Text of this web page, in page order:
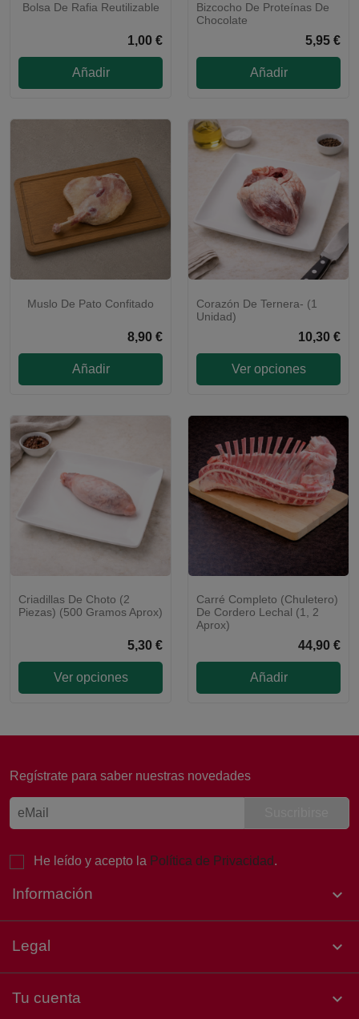
Bolsa De Rafia Reutilizable
1,00 €
Añadir
Bizcocho De Proteínas De
Chocolate
5,95 €
Añadir
Muslo De Pato Confitado
8,90 €
Añadir
Corazón De Ternera- (1
Unidad)
10,30 €
Ver opciones
Criadillas De Choto (2
Piezas) (500 Gramos Aprox)
5,30 €
Ver opciones
ENVÍO 48H
Carré Completo (Chuletero)
De Cordero Lechal (1, 2
Aprox)
44,90 €
Añadir
Regístrate para saber nuestras novedades
He leído y acepto la Política de Privacidad.
Información 
Legal 
Tu cuenta 
¡Buenas noches! 👋 Soy Laura, de
necesitas hoy?